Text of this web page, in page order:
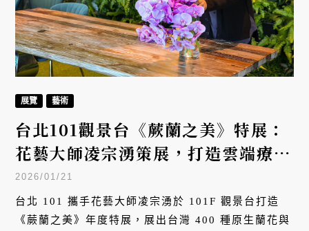
展覽 藝術
台北101觀景台《蕨蘭之美》特展：
花藝大師凌宗湧策展，打造雲端療癒
秘境
2026/01/21
台北 101 攜手花藝大師凌宗湧於 101F 觀景台打造
《蕨蘭之美》年度特展，展出台灣 400 種原生蘭花與